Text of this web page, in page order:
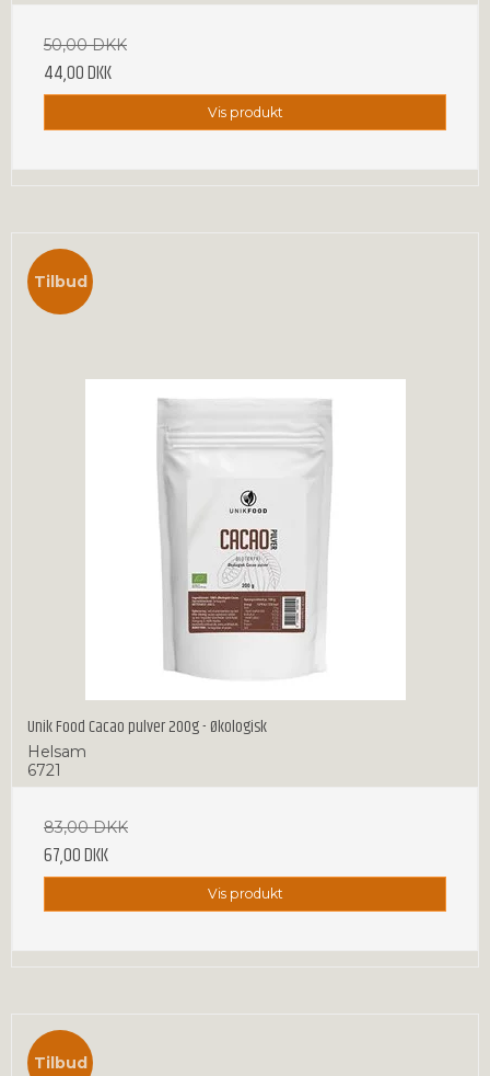
50,00 DKK
44,00 DKK
Vis produkt
Tilbud
Unik Food Cacao pulver 200g - Økologisk
Helsam
6721
83,00 DKK
67,00 DKK
Vis produkt
Tilbud